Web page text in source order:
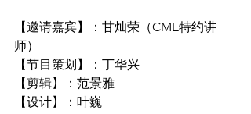
【邀请嘉宾】：甘灿荣（CME特约讲
师）
【节目策划】：丁华兴
【剪辑】：范景雅
【设计】：叶巍